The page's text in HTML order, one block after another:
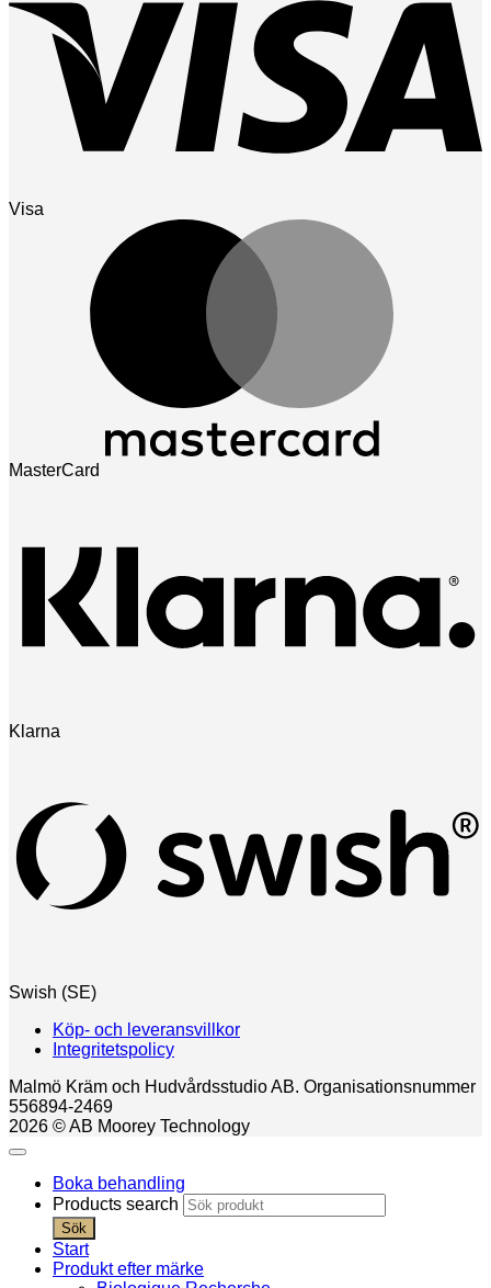
Visa
MasterCard
Klarna
Swish (SE)
Köp- och leveransvillkor
Integritetspolicy
Malmö Kräm och Hudvårdsstudio AB. Organisationsnummer
556894-2469
2026 © AB Moorey Technology
Boka behandling
Products search
Sök
Start
Produkt efter märke